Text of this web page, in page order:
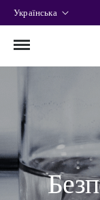
Українська